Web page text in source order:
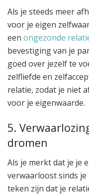
Als je steeds meer
voor je eigen
een ongezonde
bevestiging van je
goed over jezelf te
zelfliefde en
relatie, zodat je niet
voor je eigenwaarde.
5.
dromen
Als je merkt dat je je
verwaarloost sinds
teken zijn dat je